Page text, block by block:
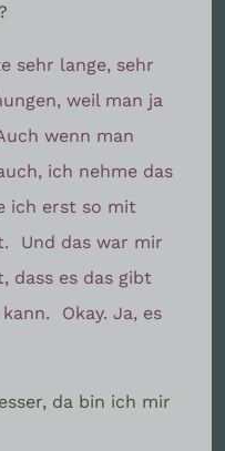
sehr lange, sehr
weil man ja
wenn man
ich nehme das
ich erst so mit
Und das war mir
dass es das gibt
Okay. Ja, es
da bin ich mir